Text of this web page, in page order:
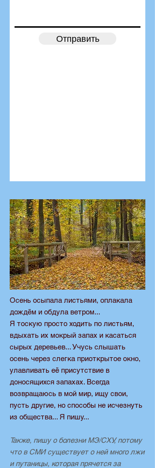
Отправить
Осень осыпала листьями, оплакала
дождём и обдула ветром...
Я тоскую просто ходить по листьям,
вдыхать их мокрый запах и касаться
сырых деревьев... Учусь слышать
осень через слегка приоткрытое окно,
улавливать её присутствие в
доносящихся запахах. Всегда
возвращаюсь в мой мир, ищу свои,
пусть другие, но способы не исчезнуть
из общества... Я пишу...
Также, пишу о болезни МЭ/СХУ, потому
что в СМИ существует о ней много лжи
и путаницы, которая прячется за